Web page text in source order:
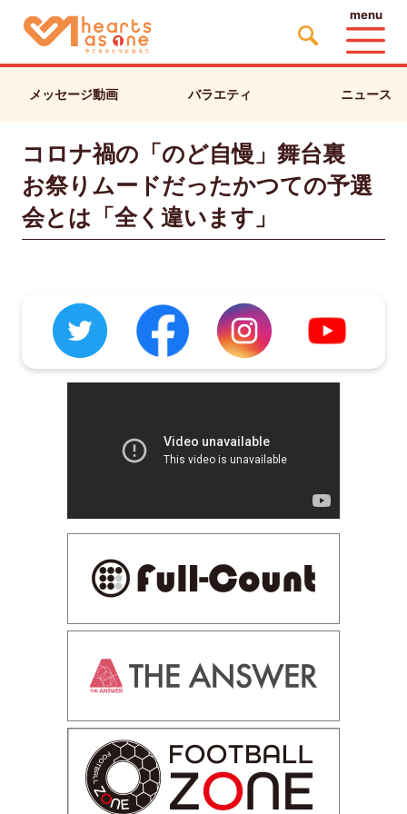
menu
メッセージ動画 バラエティ ニュース
コロナ禍の「のど自慢」舞台裏
お祭りムードだったかつての予選
会とは「全く違います」